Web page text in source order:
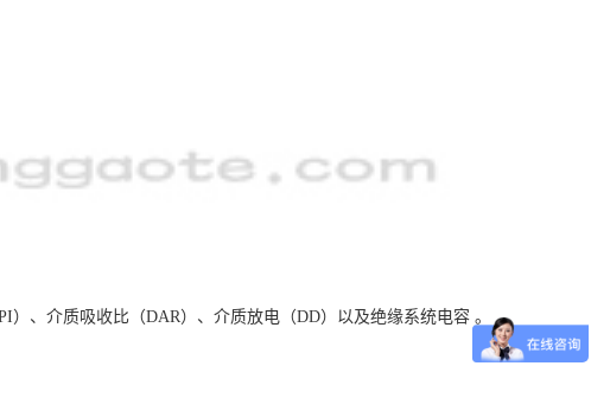
、介质吸收比（DAR）、介质放电（DD）以及绝缘系统电容 。